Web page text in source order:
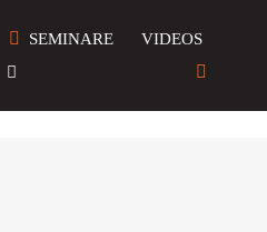
SEMINARE
VIDEOS